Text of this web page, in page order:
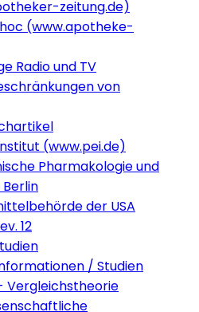
zeitung.de)
(www.apotheke-
Radio und TV
von
(www.pei.de)
Pharmakologie und
der USA
12
/ Studien